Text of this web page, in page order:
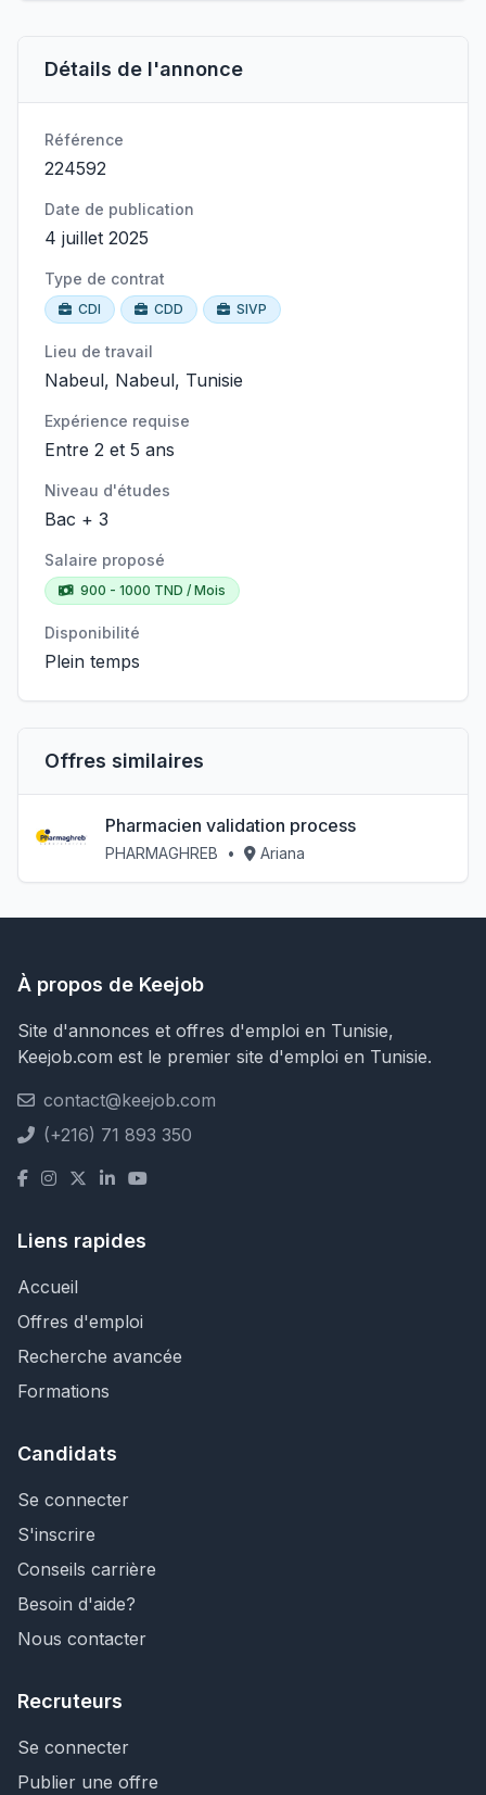
Détails de l'annonce
Référence
224592
Date de publication
4 juillet 2025
Type de contrat
CDI CDD SIVP
Lieu de travail
Nabeul, Nabeul, Tunisie
Expérience requise
Entre 2 et 5 ans
Niveau d'études
Bac + 3
Salaire proposé
900 - 1000 TND / Mois
Disponibilité
Plein temps
Offres similaires
Pharmacien validation process
PHARMAGHREB • Ariana
À propos de Keejob
Site d'annonces et offres d'emploi en Tunisie,
Keejob.com est le premier site d'emploi en Tunisie.
contact@keejob.com
(+216) 71 893 350
Liens rapides
Accueil
Offres d'emploi
Recherche avancée
Formations
Candidats
Se connecter
S'inscrire
Conseils carrière
Besoin d'aide?
Nous contacter
Recruteurs
Se connecter
Publier une offre